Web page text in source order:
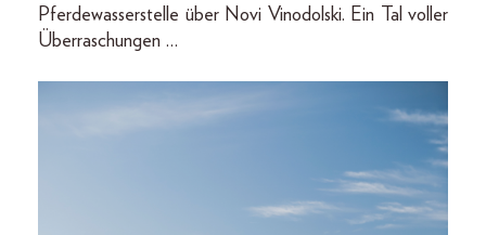
Pferdewasserstelle über Novi Vinodolski. Ein Tal voller
Überraschungen …